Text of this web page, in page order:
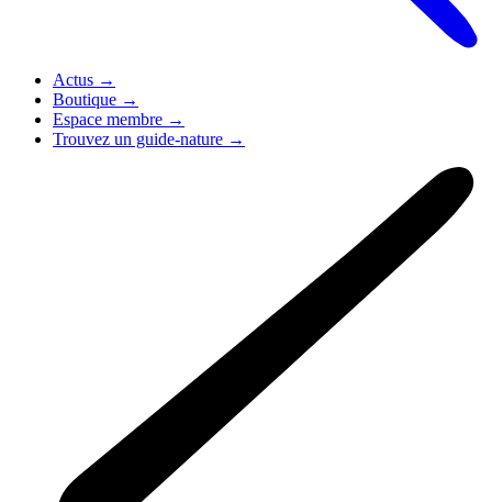
Actus →
Boutique →
Espace membre →
Trouvez un guide-nature →